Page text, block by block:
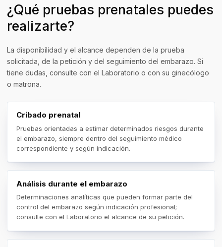
¿Qué pruebas prenatales puedes
realizarte?
La disponibilidad y el alcance dependen de la prueba
solicitada, de la petición y del seguimiento del embarazo. Si
tiene dudas, consulte con el Laboratorio o con su ginecólogo
o matrona.
Cribado prenatal
Pruebas orientadas a estimar determinados riesgos durante
el embarazo, siempre dentro del seguimiento médico
correspondiente y según indicación.
Análisis durante el embarazo
Determinaciones analíticas que pueden formar parte del
control del embarazo según indicación profesional;
consulte con el Laboratorio el alcance de su petición.